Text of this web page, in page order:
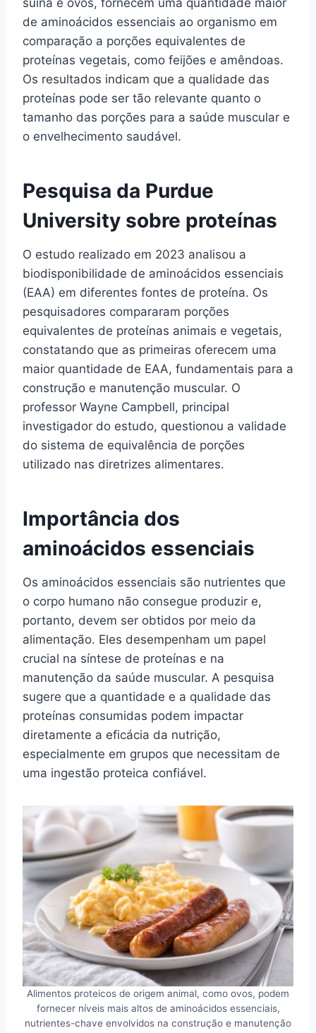
suína e ovos, fornecem uma quantidade maior
de aminoácidos essenciais ao organismo em
comparação a porções equivalentes de
proteínas vegetais, como feijões e amêndoas.
Os resultados indicam que a qualidade das
proteínas pode ser tão relevante quanto o
tamanho das porções para a saúde muscular e
o envelhecimento saudável.
Pesquisa da Purdue
University sobre proteínas
O estudo realizado em 2023 analisou a
biodisponibilidade de aminoácidos essenciais
(EAA) em diferentes fontes de proteína. Os
pesquisadores compararam porções
equivalentes de proteínas animais e vegetais,
constatando que as primeiras oferecem uma
maior quantidade de EAA, fundamentais para a
construção e manutenção muscular. O
professor Wayne Campbell, principal
investigador do estudo, questionou a validade
do sistema de equivalência de porções
utilizado nas diretrizes alimentares.
Importância dos
aminoácidos essenciais
Os aminoácidos essenciais são nutrientes que
o corpo humano não consegue produzir e,
portanto, devem ser obtidos por meio da
alimentação. Eles desempenham um papel
crucial na síntese de proteínas e na
manutenção da saúde muscular. A pesquisa
sugere que a quantidade e a qualidade das
proteínas consumidas podem impactar
diretamente a eficácia da nutrição,
especialmente em grupos que necessitam de
uma ingestão proteica confiável.
Alimentos proteicos de origem animal, como ovos, podem
fornecer níveis mais altos de aminoácidos essenciais,
nutrientes-chave envolvidos na construção e manutenção